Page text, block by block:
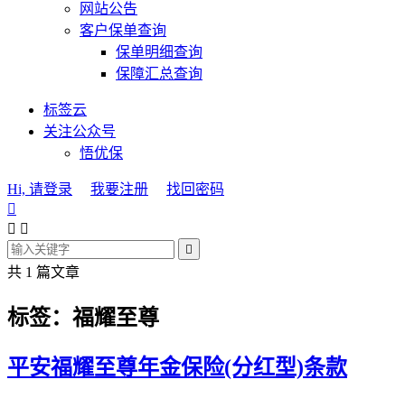
网站公告
客户保单查询
保单明细查询
保障汇总查询
标签云
关注公众号
悟优保
Hi, 请登录 我要注册
找回密码

 

共 1 篇文章
标签：福耀至尊
平安福耀至尊年金保险(分红型)条款